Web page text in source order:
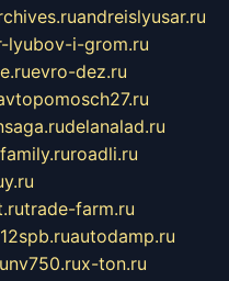
andreislyusar.ru
lyubov-i-grom.ru
evro-dez.ru
delanalad.ru
roadli.ru
trade-farm.ru
autodamp.ru
nv750.rux-ton.ru